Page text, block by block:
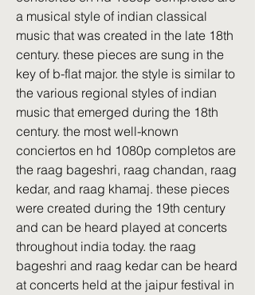
a musical style of indian classical
music that was created in the late 18th
century. these pieces are sung in the
key of b-flat major. the style is similar to
the various regional styles of indian
music that emerged during the 18th
century. the most well-known
conciertos en hd 1080p completos are
the raag bageshri, raag chandan, raag
kedar, and raag khamaj. these pieces
were created during the 19th century
and can be heard played at concerts
throughout india today. the raag
bageshri and raag kedar can be heard
at concerts held at the jaipur festival in